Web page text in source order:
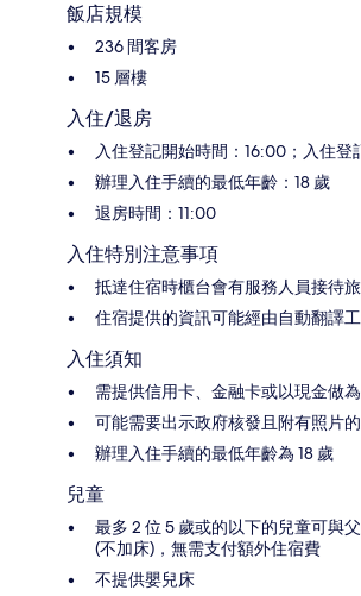
飯店規模
236 間客房
15 層樓
入住/退房
入住登記開始時間：16:00；入住
辦理入住手續的最低年齡：18 歲
退房時間：11:00
入住特別注意事項
抵達住宿時櫃台會有服務人員接待
住宿提供的資訊可能經由自動翻譯
入住須知
需提供信用卡、金融卡或以現金做
可能需要出示政府核發且附有照片
辦理入住手續的最低年齡為 18 歲
兒童
最多 2 位 5 歲或的以下的兒童可與
(不加床)，無需支付額外住宿費
不提供嬰兒床